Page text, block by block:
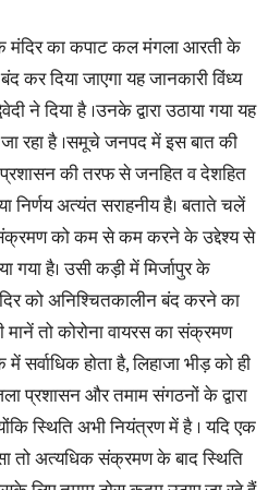
मंदिर का कपाट कल मंगला आरती के
कर दिया जाएगा यह जानकारी विंध्य
ने दिया है ।उनके द्वारा उठाया गया यह
रहा है ।समूचे जनपद में इस बात की
प्रशासन की तरफ से जनहित व देशहित
निर्णय अत्यंत सराहनीय है। बताते चलें
को कम से कम करने के उद्देश्य से
गया है। उसी कड़ी में मिर्जापुर के
को अनिश्चितकालीन बंद करने का
मानें तो कोरोना वायरस का संक्रमण
होता है, लिहाजा भीड़ को ही
प्रशासन और तमाम संगठनों के द्वारा
स्थिति अभी नियंत्रण में है । यदि एक
तो अत्यधिक संक्रमण के बाद स्थिति